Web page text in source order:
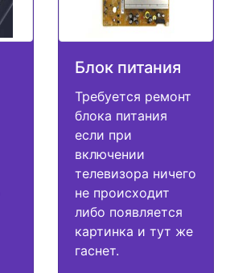
Блок питания
Требуется ремонт
блока питания
если при
включении
телевизора ничего
не происходит
либо появляется
картинка и тут же
гаснет.